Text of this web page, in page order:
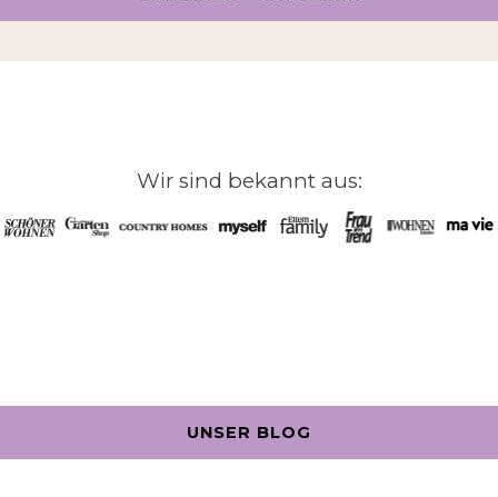
Wir sind bekannt aus:
UNSER BLOG